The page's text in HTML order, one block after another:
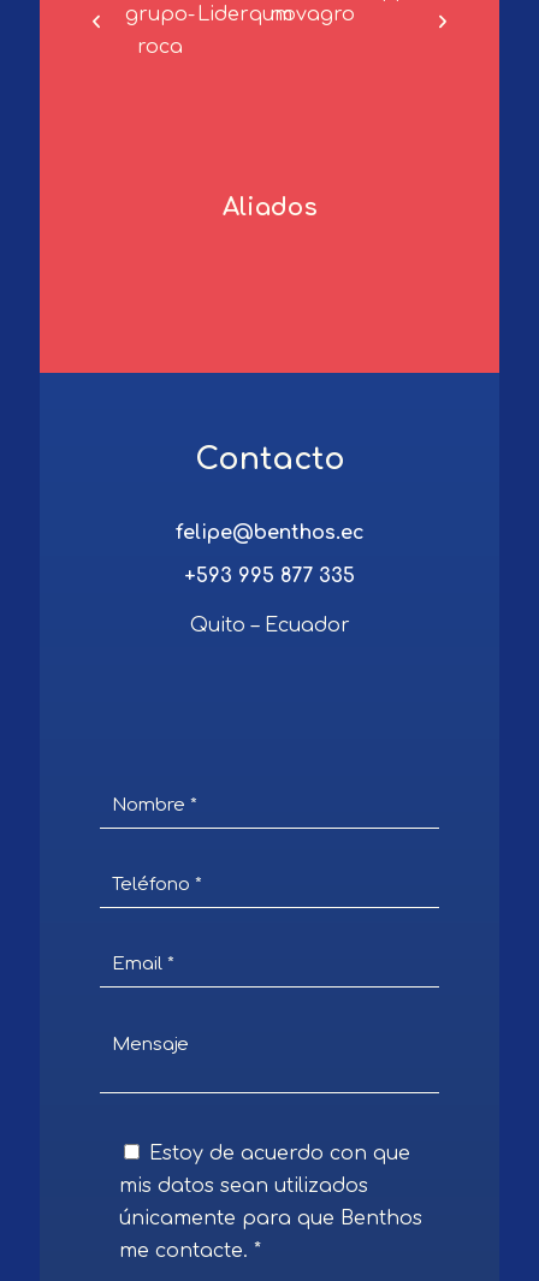
Aliados
Contacto
felipe@benthos.ec
+593 995 877 335
Quito – Ecuador
Estoy de acuerdo con que
mis datos sean utilizados
únicamente para que Benthos
me contacte. *